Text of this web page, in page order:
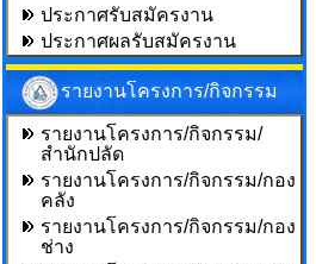
ประกาศรับสมัครงาน
ประกาศผลรับสมัครงาน
รายงานโครงการ/กิจกรรม
รายงานโครงการ/กิจกรรม/
สำนักปลัด
รายงานโครงการ/กิจกรรม/กอง
คลัง
รายงานโครงการ/กิจกรรม/กอง
ช่าง